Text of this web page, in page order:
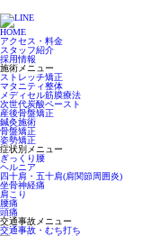
HOME
アクセス・料金
スタッフ紹介
採用情報
施術メニュー
ストレッチ矯正
マタニティ整体
メディセル筋膜療法
次世代炭酸ペースト
産後骨盤矯正
鍼灸施術
骨盤矯正
姿勢矯正
症状別メニュー
ぎっくり腰
ヘルニア
四十肩・五十肩(肩関節周囲炎)
坐骨神経痛
肩こり
腰痛
頭痛
交通事故メニュー
交通事故・むち打ち